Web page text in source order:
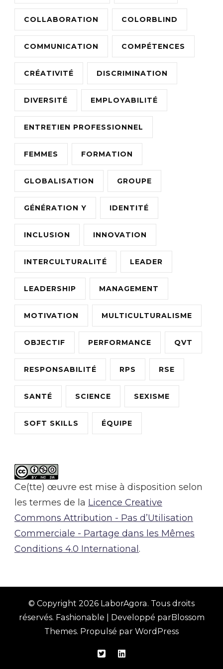
COLLABORATION COLORBLIND
COMMUNICATION COMPÉTENCES
CRÉATIVITÉ DISCRIMINATION
DIVERSITÉ EMPLOYABILITÉ
ENTRETIEN PROFESSIONNEL
FEMMES FORMATION
GLOBALISATION GROUPE
GÉNÉRATION Y IDENTITÉ
INCLUSION INNOVATION
INTERCULTURALITÉ LEADER
LEADERSHIP MANAGEMENT
MOTIVATION MULTICULTURALISME
OBJECTIF PERFORMANCE QVT
RESPONSABILITÉ RPS RSE
SANTÉ SCIENCE SEXISME
SOFT SKILLS ÉQUIPE
Ce(tte) œuvre est mise à disposition selon
les termes de la Licence Creative
Commons Attribution - Pas d’Utilisation
Commerciale - Partage dans les Mêmes
Conditions 4.0 International .
© Copyright 2026 LaborAgora. Tous droits
réservés. Fashionable | Developpé parBlossom
Themes. Propulsé par WordPress